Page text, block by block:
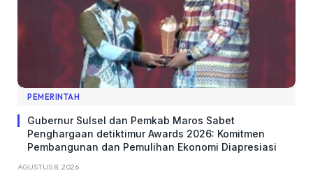
PEMERINTAH
Gubernur Sulsel dan Pemkab Maros Sabet
Penghargaan detiktimur Awards 2026: Komitmen
Pembangunan dan Pemulihan Ekonomi Diapresiasi
AGUSTUS 8, 2026